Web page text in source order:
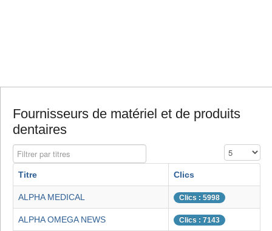
Fournisseurs de matériel et de produits
dentaires
Filtrer par titres Affichage #
Titre Clics
ALPHA MEDICAL Clics : 5998
ALPHA OMEGA NEWS Clics : 7143